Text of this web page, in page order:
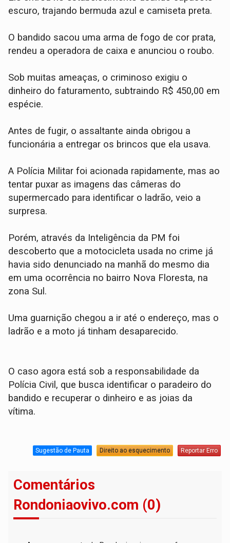
escuro, trajando bermuda azul e camiseta preta.
​O bandido sacou uma arma de fogo de cor prata,
rendeu a operadora de caixa e anunciou o roubo.
Sob muitas ameaças, o criminoso exigiu o
dinheiro do faturamento, subtraindo R$ 450,00 em
espécie.
Antes de fugir, o assaltante ainda obrigou a
funcionária a entregar os brincos que ela usava.
​A Polícia Militar foi acionada rapidamente, mas ao
tentar puxar as imagens das câmeras do
supermercado para identificar o ladrão, veio a
surpresa.
Porém, através da Inteligência da PM foi
descoberto que a motocicleta usada no crime já
havia sido denunciado na manhã do mesmo dia
em uma ocorrência no bairro Nova Floresta, na
zona Sul.
Uma guarnição chegou a ir até o endereço, mas o
ladrão e a moto já tinham desaparecido.
​O caso agora está sob a responsabilidade da
Polícia Civil, que busca identificar o paradeiro do
bandido e recuperar o dinheiro e as joias da
vítima.
Sugestão de Pauta Direito ao esquecimento Reportar Erro
Comentários
Rondoniaovivo.com (0)